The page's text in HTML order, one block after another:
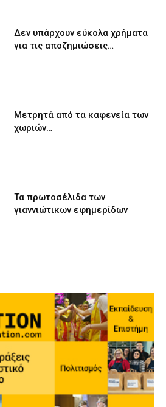
Δεν υπάρχουν εύκολα χρήματα
για τις αποζημιώσεις…
Μετρητά από τα καφενεία των
χωριών…
Τα πρωτοσέλιδα των
γιαννιώτικων εφημερίδων